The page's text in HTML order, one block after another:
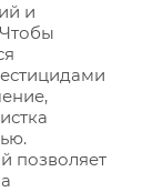
и
позволяет